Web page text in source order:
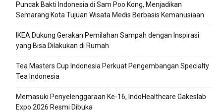
Puncak Bakti Indonesia di Sam Poo Kong, Menjadikan
Semarang Kota Tujuan Wisata Medis Berbasis Kemanusiaan
IKEA Dukung Gerakan Pemilahan Sampah dengan Inspirasi
yang Bisa Dilakukan di Rumah
Tea Masters Cup Indonesia Perkuat Pengembangan Specialty
Tea Indonesia
Memasuki Penyelenggaraan Ke-16, IndoHealthcare Gakeslab
Expo 2026 Resmi Dibuka